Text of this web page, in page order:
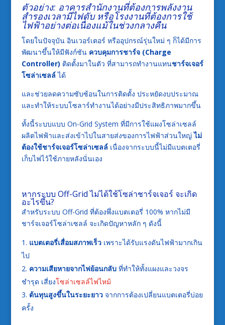
ตัวอย่าง: อาคารสำนักงานที่ต้องการพลังงาน
สำรองเวลามีไฟดับ หรือโรงงานที่ต้องการใช้
ไฟฟ้าอย่างต่อเนื่องแม้ในช่วงกลางคืน
โดยในปัจจุบัน อินเวอร์เตอร์ หรืออุปกรณ์รุ่นใหม่ ๆ ก็ได้มีการ
พัฒนาขึ้นให้มีฟังก์ชันควบคุมการชาร์จ (Charge
Controller) ติดตั้งมาในตัว ที่สามารถทำงานแทนชาร์จเจอร์
โซล่าเซลล์ได้
และช่วยลดความซับซ้อนในการติดตั้ง ประหยัดงบประมาณ
และทำให้ระบบโซลาร์ทำงานได้อย่างมีประสิทธิภาพมากขึ้น
ทั้งนี้ระบบแบบ On-Grid System ที่มีการใช้แผงโซล่าเซลล์
ผลิตไฟฟ้าและส่งเข้าไปในสายส่งของการไฟฟ้าส่วนใหญ่ไม่
ต้องใช้ชาร์จเจอร์โซล่าเซลล์เนื่องจากระบบนี้ไม่มีแบตเตอรี่
เก็บไฟไว้ใช้ภายหลังนั่นเอง
หากระบบ Off-Grid ไม่ได้ใช้โซล่าชาร์จเจอร์ จะเกิด
อะไรขึ้น?
สำหรับระบบ Off-Grid ที่ต้องพึ่งแบตเตอรี่ 100% หากไม่มี
ชาร์จเจอร์โซล่าเซลล์ จะเกิดปัญหาหลัก ๆ ดังนี้
แบตเตอรี่เสื่อมสภาพเร็วเพราะได้รับแรงดันไฟฟ้ามากเกิน
ไป
ความเสียหายจากไฟย้อนกลับที่ทำให้ทั้งแผงและวงจร
ชำรุด เสี่ยงโซล่าเซลล์ไฟไหม้
ต้นทุนสูงขึ้นในระยะยาวจากการต้องเปลี่ยนแบตเตอรี่บ่อย
ครั้ง